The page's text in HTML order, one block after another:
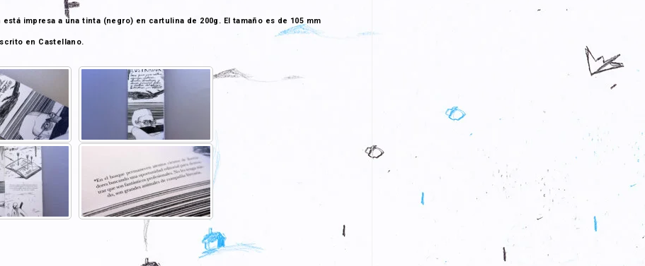
impresa a una tinta (negro) en cartulina de 200g. El tamaño es de 105 mm
en Castellano.